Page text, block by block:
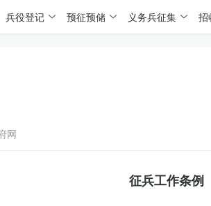
兵役登记 预征预储 义务兵征集 招
网
征兵工作条例